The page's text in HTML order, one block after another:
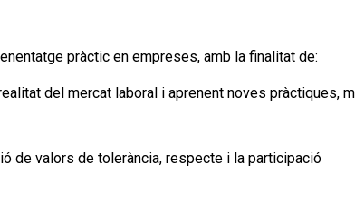
pràctic en empreses, amb la finalitat de:
del mercat laboral i aprenent noves pràctiques,
de valors de tolerància, respecte i la participació